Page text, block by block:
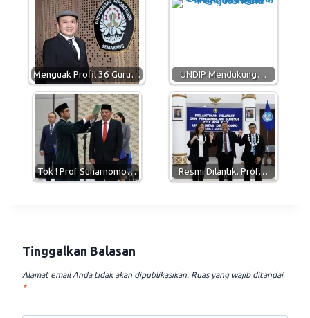
s
A
p
g
r
a
m
b
o
o
k
Menguak Profil 36 Guru… UNDIP Mendukung…
Tok ! Prof Suharnomo… Resmi Dilantik, Prof…
Tinggalkan Balasan
Alamat email Anda tidak akan dipublikasikan. Ruas yang wajib ditandai
*